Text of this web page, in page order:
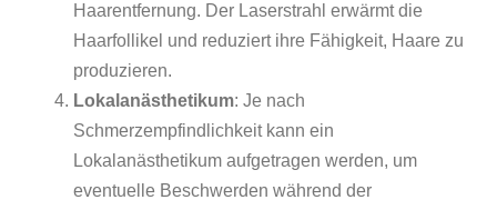
Haarentfernung. Der Laserstrahl erwärmt die
Haarfollikel und reduziert ihre Fähigkeit, Haare zu
produzieren.
Lokalanästhetikum: Je nach
Schmerzempfindlichkeit kann ein
Lokalanästhetikum aufgetragen werden, um
eventuelle Beschwerden während der